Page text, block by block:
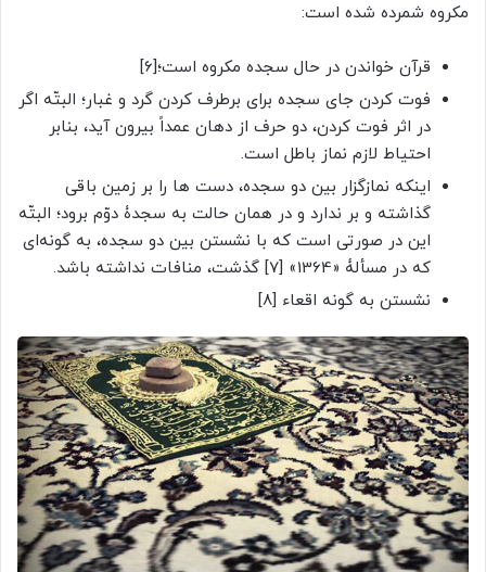
مکروه شمرده شده است:
قرآن خواندن در حال سجده مکروه است؛[6]
فوت کردن جای سجده برای برطرف کردن گرد و غبار؛ البتّه اگر
در اثر فوت کردن، دو حرف از دهان عمداً بیرون آید، بنابر
احتیاط لازم نماز باطل است.
اینکه نمازگزار بین دو سجده، دست ها را بر زمین باقی
گذاشته و بر ندارد و در همان حالت به سجدۀ دوّم برود؛ البتّه
این در صورتی است که با نشستن بین دو سجده، به گونه‌ای
که در مسألۀ «1364» [7] گذشت، منافات نداشته باشد.
نشستن به گونه اقعاء [8]